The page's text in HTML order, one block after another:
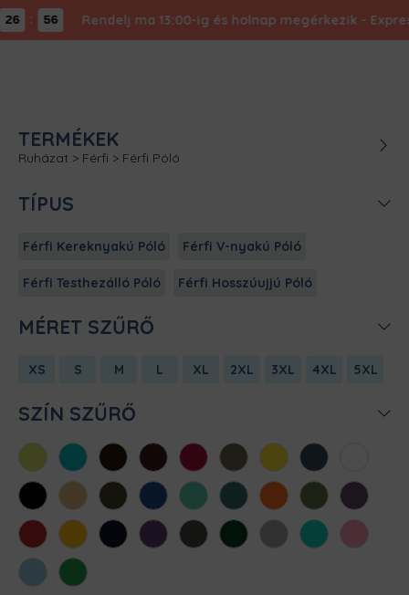
: 56 Rendelj ma 13:00-ig és holnap megérkezik -
TERMÉKEK
Ruházat > Férfi > Férfi Póló
TÍPUS
Férfi Kereknyakú Póló Férfi V-nyakú Póló
Férfi Testhezálló Póló Férfi Hosszúujjú Póló
MÉRET SZŰRŐ
XS S M L XL 2XL 3XL 4XL 5XL
SZÍN SZŰRŐ
AlmazöldAtollkékBarnaBordóChili Cink Citromsárga
Denim
FeketeHomokKhaki KirálykékMentaMéregzöld
NarancsOliva Padlizsán
Piros SárgaSötétkékSötétlilaSötétszürke
SötétzöldSportszürke
Türkiz
Világos
rózsaszín
Világoskék
Zöld